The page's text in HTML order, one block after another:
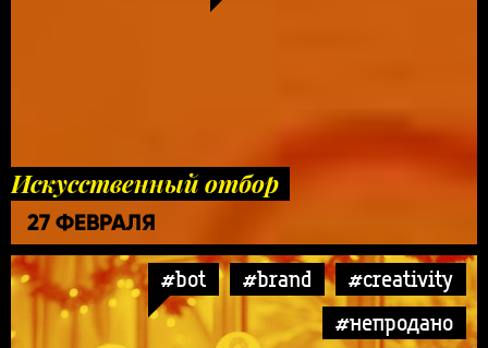
Искусственный отбор
27 ФЕВРАЛЯ
#bot #brand
#creativity
#непродано